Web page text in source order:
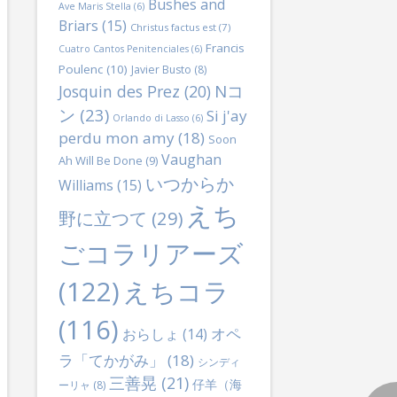
Ave Maris Stella (6) Bushes and
Briars (15) Christus factus est(7)
Cuatro Cantos Penitenciales(6) Francis
Poulenc(10) Javier Busto (8)
Josquin des Prez (20) Nコ
ン (23) Orlando di Lasso (6) Si j'ay
perdu mon amy(18) Soon
Ah Will Be Done (9) Vaughan
Williams (15) いつからか
野に立つて (29) えち
ごコラリアーズ
(122) えちコラ
(116) おらしょ (14) オペ
ラ「てかがみ」
(18) シンディ
ーリャ (8) 三善晃 (21) 仔羊（海